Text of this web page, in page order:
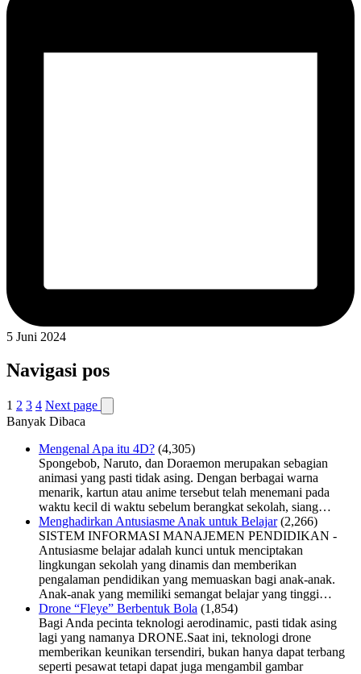
5 Juni 2024
Navigasi pos
1 2 3 4 Next page
Banyak Dibaca
Mengenal Apa itu 4D? (4,305)
Spongebob, Naruto, dan Doraemon merupakan sebagian
animasi yang pasti tidak asing. Dengan berbagai warna
menarik, kartun atau anime tersebut telah menemani pada
waktu kecil di waktu sebelum berangkat sekolah, siang…
Menghadirkan Antusiasme Anak untuk Belajar (2,266)
SISTEM INFORMASI MANAJEMEN PENDIDIKAN -
Antusiasme belajar adalah kunci untuk menciptakan
lingkungan sekolah yang dinamis dan memberikan
pengalaman pendidikan yang memuaskan bagi anak-anak.
Anak-anak yang memiliki semangat belajar yang tinggi…
Drone “Fleye” Berbentuk Bola (1,854)
Bagi Anda pecinta teknologi aerodinamic, pasti tidak asing
lagi yang namanya DRONE.Saat ini, teknologi drone
memberikan keunikan tersendiri, bukan hanya dapat terbang
seperti pesawat tetapi dapat juga mengambil gambar